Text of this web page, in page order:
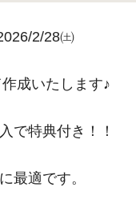
2/28㈯
成いたします♪
で特典付き！！
最適です。